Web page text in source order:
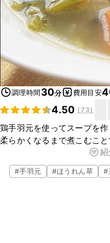
調理時間 30分 費用目安
4.50 (73)
鶏手羽元を使ってスープを
柔らかくなるまで煮こむこ
スープが出来上がります。
食べやすいですよ。簡単な
紹
#手羽元 #ほうれん草 #